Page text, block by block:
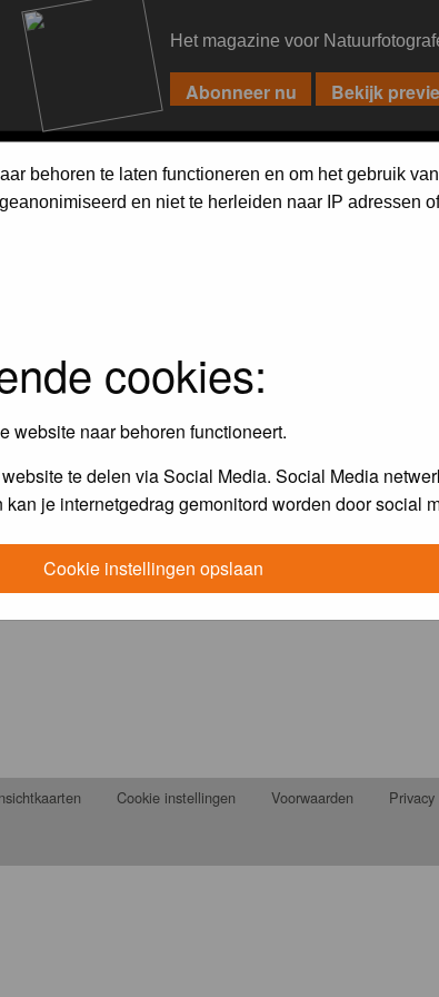
Het magazine voor
behoren te laten functioneren en om het gebruik
en niet te herleiden naar IP adressen
cookies:
website naar behoren functioneert.
te delen via Social Media. Social Media
je internetgedrag gemonitord worden door social
Cookie instellingen opslaan
log in.
Cookie instellingen Voorwaarden